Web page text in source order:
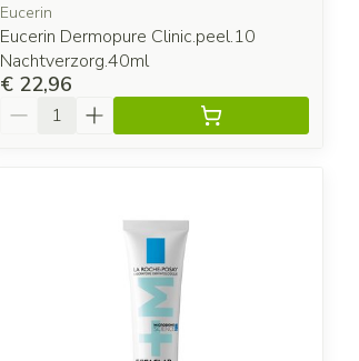
Eucerin
Eucerin Dermopure Clinic.peel.10
Nachtverzorg.40ml
€ 22,96
Aantal